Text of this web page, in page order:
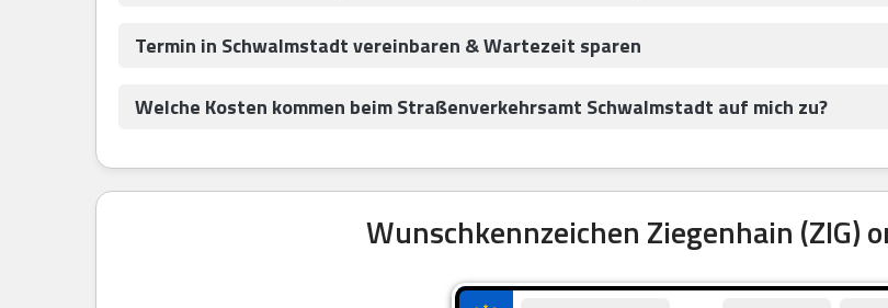
Termin in Schwalmstadt vereinbaren & Wartezeit sparen
Welche Kosten kommen beim Straßenverkehrsamt Schwalmstadt auf mich zu?
Wunschkennzeichen Ziegenhain (ZIG)